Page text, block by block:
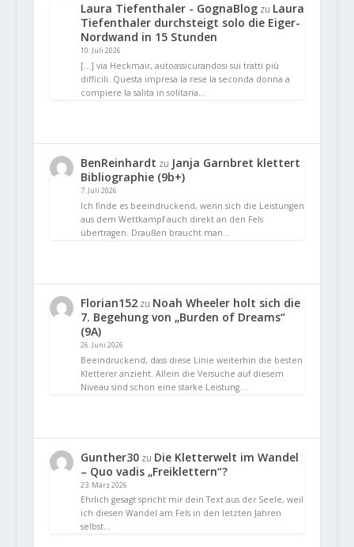
Laura Tiefenthaler - GognaBlogzu Laura
Tiefenthaler durchsteigt solo die Eiger-
Nordwand in 15 Stunden
10. Juli 2026
[…] via Heckmair, autoassicurandosi sui tratti più
difficili. Questa impresa la rese la seconda donna a
compiere la salita in solitaria…
BenReinhardt zu Janja Garnbret klettert
Bibliographie (9b+)
7. Juli 2026
Ich finde es beeindruckend, wenn sich die Leistungen
aus dem Wettkampf auch direkt an den Fels
übertragen. Draußen braucht man…
Florian152zu Noah Wheeler holt sich die
7. Begehung von „Burden of Dreams“
(9A)
26. Juni 2026
Beeindruckend, dass diese Linie weiterhin die besten
Kletterer anzieht. Allein die Versuche auf diesem
Niveau sind schon eine starke Leistung.…
Gunther30zu Die Kletterwelt im Wandel
– Quo vadis „Freiklettern“?
23. März 2026
Ehrlich gesagt spricht mir dein Text aus der Seele, weil
ich diesen Wandel am Fels in den letzten Jahren
selbst…